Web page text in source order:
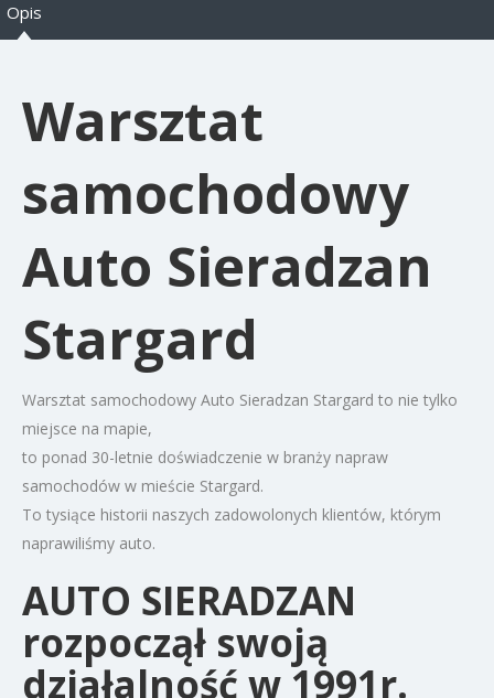
Opis
Warsztat
samochodowy
Auto Sieradzan
Stargard
Warsztat samochodowy Auto Sieradzan Stargard to nie tylko
miejsce na mapie,
to ponad 30-letnie doświadczenie w branży napraw
samochodów w mieście Stargard.
To tysiące historii naszych zadowolonych klientów, którym
naprawiliśmy auto.
AUTO SIERADZAN
rozpoczął swoją
działalność w 1991r.